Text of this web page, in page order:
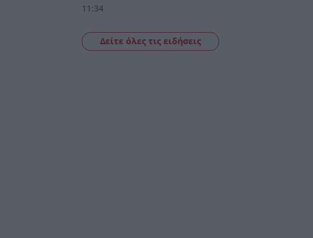
11:34
Δείτε όλες τις ειδήσεις